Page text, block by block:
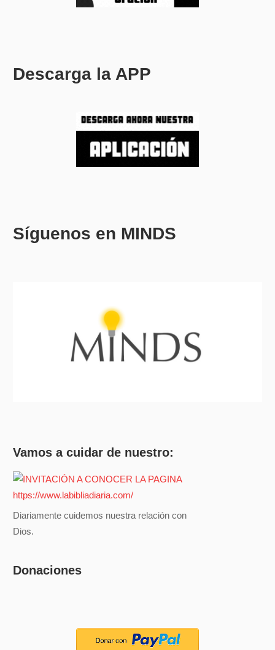
Descarga la APP
Síguenos en MINDS
Vamos a cuidar de nuestro:
Diariamente cuidemos nuestra relación con
Dios.
Donaciones